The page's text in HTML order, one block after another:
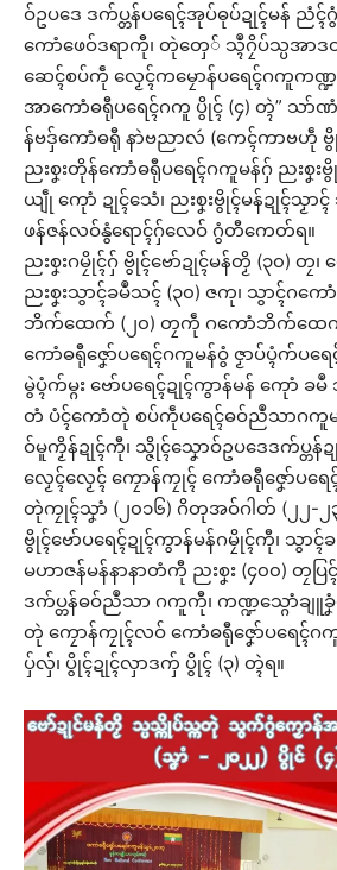
ဝ်ဥပဒေ ဒက်ပ္တန်ပရေၚ်အုပ်ဓုပ်ဍုၚ်မန်
ကောံဖေဝ်ဒရာကီု၊ တုဲတှေ် သ္ၚဳဂၠိပ်သ္ပအာဒ
ဆေၚ်စပ်ကဵု လၟေၚ်ကမၠောန်ပရေၚ်ဂကူကဏ္
အာကောံဓရီုပရေၚ်ဂကူ ပွိုၚ် (၄) တ္ၚဲ” သာ်
န်ဗဒှ်ကောံဓရီု နာဲဗညာလဴ (ကေၚ်ကာဗဟဵု ဗွိုၚ်
ညးစၞးတိုန်ကောံဓရီုပရေၚ်ဂကူမန်ဂှ် ညးစၞးဗွို
ယျဵု ကေုာံ ဍုၚ်သေံ၊ ညးစၞးဗွိုၚ်မန်ဍုၚ်သၟာ
ဖန်ဇန်လဝ်နွံရောၚ်ဂှ်လေဝ် ဂွံတီကေတ်ရ။
ညးစၞးဂမၠိုၚ်ဂှ် ဗွိုၚ်ဗော်ဍုၚ်မန်တၟိ (၃၀) တၠ၊
ညးစၞးသွာၚ်ခမဳသၚ် (၃၀) ဇကု၊ သွာၚ်ဂကေ
ဘိက်ထေက် (၂၀) တၠကဵု ဂကောံဘိက်ထေ
ကောံဓရီုဇၞော်ပရေၚ်ဂကူမန်ဝွံ ဇၟာပ်ပ္ၚံက်ပ
မွဲပ္ၚံက်မ္ဂး ဗော်ပရေၚ်ဍုၚ်ကွာန်မန် ကေုာံ ခ
တံ ပံၚ်ကောံတုဲ စပ်ကဵုပရေၚ်ဓဝ်ညဳသာဂကူ
ဝ်မူကၟိန်ဍုၚ်ကီု၊ သ္ဇိုၚ်သၞောဝ်ဥပဒေဒက်ပ္တန်
လၟေၚ်လၟေၚ် ကၠောန်ကၠုၚ် ကောံဓရီုဇၞော်ပရေ
တုဲကၠုၚ်သၞာံ (၂၀၁၆) ဂိတုအဝ်ဂါတ် (၂၂-၂
ဗွိုၚ်ဗော်ပရေၚ်ဍုၚ်ကွာန်မန်ဂမၠိုၚ်ကီု၊ သွာၚ်
မဟာဇန်မန်နာနာတံကီု ညးစၞး (၄၀၀) တၠပ
ဒက်ပ္တန်ဓဝ်ညဳသာ ဂကူကီု၊ ကဏ္ဍသ္ဂောံချူခၞံ
တုဲ ကၠောန်ကၠုၚ်လဝ် ကောံဓရီုဇၞော်ပရေၚ်ဂကူ
ပှ်လှ်၊ ပွိုၚ်ဍုၚ်လှာဒကှ် ပွိုၚ် (၃) တ္ၚဲရ။